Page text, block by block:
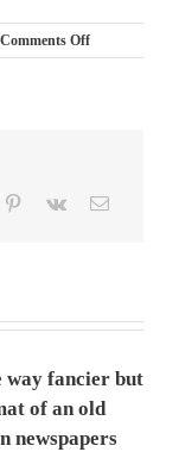
Comments Offon
Hatikva
אל
Pinterest
Vk Email
way fancier but
of an old
newspapers